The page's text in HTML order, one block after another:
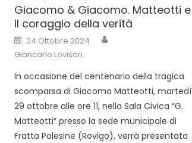
Giacomo & Giacomo. Matteotti e
il coraggio della verità
24 Ottobre 2024
Giancarlo Lovisari
In occasione del centenario della tragica
scomparsa di Giacomo Matteotti, martedì
29 ottobre alle ore 11, nella Sala Civica “G.
Matteotti” presso la sede municipale di
Fratta Polesine (Rovigo), verrà presentata